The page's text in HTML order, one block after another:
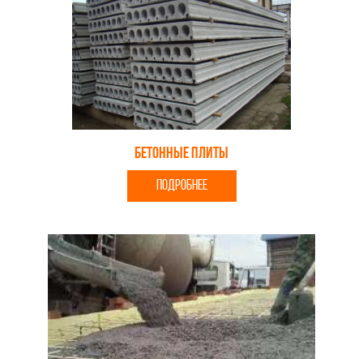
Бетонные плиты
ПОДРОБНЕЕ